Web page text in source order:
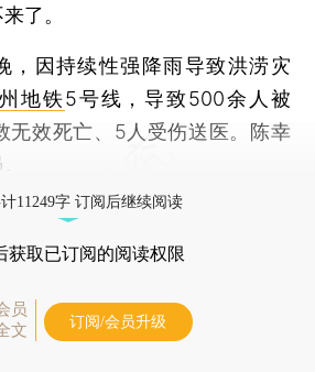
了。
因持续性强降雨导致洪涝灾
地铁5号线，导致500余人被
无效死亡、5人受伤送医。陈幸
11249字 订阅后继续阅读
获取已订阅的阅读权限
员
文
订阅/会员升级